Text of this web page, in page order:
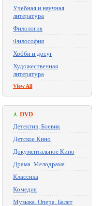
Учебная и научная
литература
Филология
Философия
Хобби и досуг
Художественная
литература
View All
DVD
Детектив, Боевик
Детское Кино
Документальное Кино
Драма. Мелодрама
Классика
Комедия
Музыка. Опера. Балет